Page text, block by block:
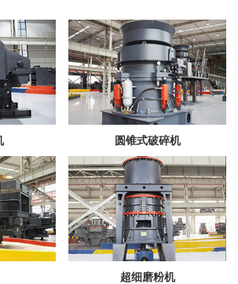
圆锥式破碎机
超细磨粉机